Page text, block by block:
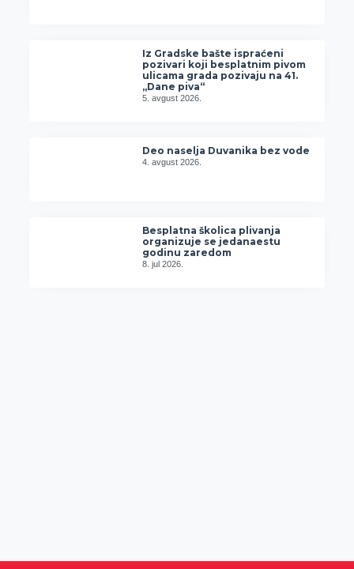
Iz Gradske bašte ispraćeni
pozivari koji besplatnim pivom
ulicama grada pozivaju na 41.
„Dane piva“
5. avgust 2026.
Deo naselja Duvanika bez vode
4. avgust 2026.
Besplatna školica plivanja
organizuje se jedanaestu
godinu zaredom
8. jul 2026.